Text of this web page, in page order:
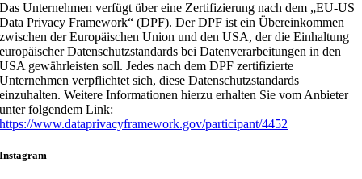
Das Unternehmen verfügt über eine Zertifizierung nach dem „EU-US
Data Privacy Framework“ (DPF). Der DPF ist ein Übereinkommen
zwischen der Europäischen Union und den USA, der die Einhaltung
europäischer Datenschutzstandards bei Datenverarbeitungen in den
USA gewährleisten soll. Jedes nach dem DPF zertifizierte
Unternehmen verpflichtet sich, diese Datenschutzstandards
einzuhalten. Weitere Informationen hierzu erhalten Sie vom Anbieter
unter folgendem Link:
https://www.dataprivacyframework.gov/participant/4452
Instagram